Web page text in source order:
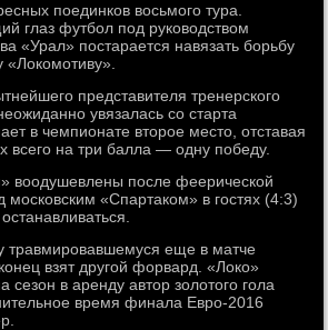
поединков восьмого тура.
глаз футбол под руководством
«Урал» постарается навязать борьбу
«Локомотиву».
представителя тренерского
увязалась со старта
в чемпионате второе место, отставая
всего на три балла — одну победу.
воодушевлены после феерической
московским «Спартаком» в гостях (4:3)
травмировавшемуся еще в матче
взят другой форвард. «Локо»
в аренду автор золотого гола
время финала Евро-2016